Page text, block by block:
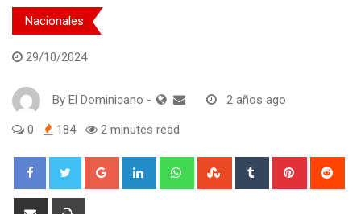
Nacionales
29/10/2024
By El Dominicano - 2 años ago
0 184 2 minutes read
Google+ LinkedIn WhatsappStumbleUpon
Tumblr Pinterest
Share